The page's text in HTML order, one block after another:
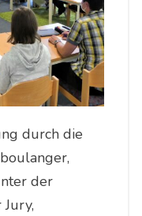
durch die
der